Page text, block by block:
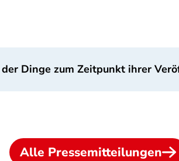
Dinge zum Zeitpunkt ihrer
Alle Pressemitteilungen